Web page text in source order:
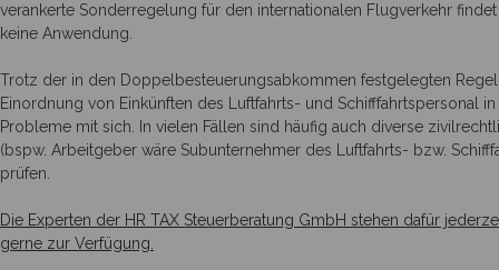
verankerte Sonderregelung für den internationalen Flugverkehr
keine Anwendung.
Trotz der in den Doppelbesteuerungsabkommen festgelegten
Einordnung von Einkünften des Luftfahrts- und Schifffahrtspersonal
Probleme mit sich. In vielen Fällen sind häufig auch diverse
(bspw. Arbeitgeber wäre Subunternehmer des Luftfahrts- bzw.
prüfen.
Die Experten der HR TAX Steuerberatung GmbH stehen dafür
gerne zur Verfügung.